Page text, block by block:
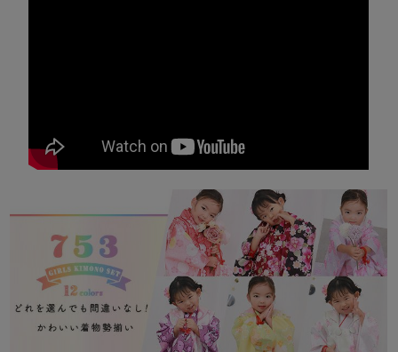
三歳児サイズ(肩上げ・腰上げ済)
着物身丈(腰上げ前）
90cm
76cm
着物袖丈
57cm
着物裄丈(肩上げ前）
47cm
着物裄丈(肩上げ後）
42cm
被布コート丈
48cm
18cm
8cm×8cm